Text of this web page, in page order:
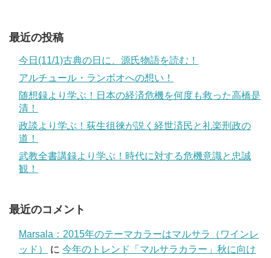
最近の投稿
今日(11/1)古典の日に、源氏物語を読む！
アルチュール・ランボオへの想い！
随想録より学ぶ！日本の経済危機を何度も救った高橋是
清！
政談より学ぶ！荻生徂徠が説く経世済民と礼楽刑政の
道！
武教全書講録より学ぶ！時代に対する危機意識と忠誠
観！
最近のコメント
Marsala：2015年のテーマカラーはマルサラ（ワインレ
ッド）
に 今年のトレンド「マルサラカラー」秋に向け